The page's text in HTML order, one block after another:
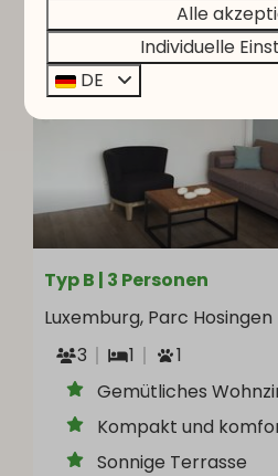
Typ B | 3 Personen
Luxemburg, Parc Hosingen
3
1
1
Gemütliches
Kompakt und
Sonnige Terrasse
Alle
Individuelle
DE